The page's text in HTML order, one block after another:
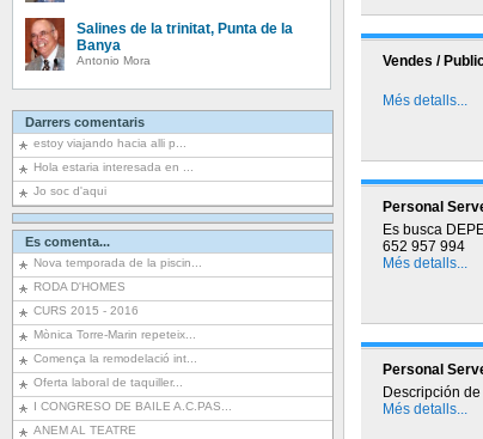
Salines de la trinitat, Punta de la
Banya
Antonio Mora
Darrers comentaris
estoy viajando hacia alli p...
Hola estaria interesada en ...
Jo soc d'aqui
Es comenta...
Nova temporada de la piscin...
RODA D'HOMES
CURS 2015 - 2016
Mònica Torre-Marin repeteix...
Comença la remodelació int...
Oferta laboral de taquiller...
I CONGRESO DE BAILE A.C.PAS...
ANEM AL TEATRE
Vendes /
Més detalls...
Personal
Es busca
652 957 994
Més detalls...
Personal
Descripción
Més detalls...